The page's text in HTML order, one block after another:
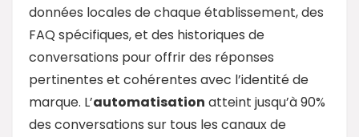
données locales de chaque établissement, des
FAQ spécifiques, et des historiques de
conversations pour offrir des réponses
pertinentes et cohérentes avec l’identité de
marque. L’automatisation atteint jusqu’à 90%
des conversations sur tous les canaux de